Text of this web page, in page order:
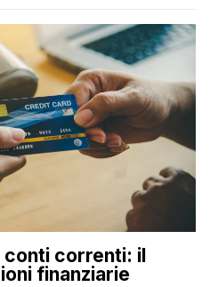
conti correnti: il
finanziarie